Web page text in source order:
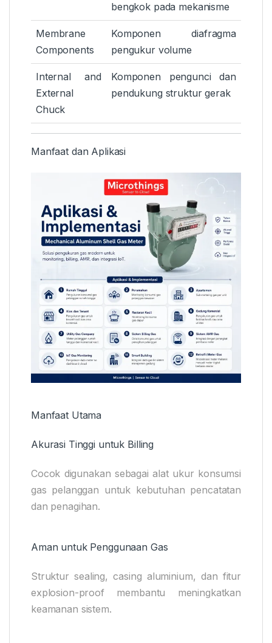
bengkok pada mekanisme
Membrane
Components
Komponen diafragma
pengukur volume
Internal and
External
Chuck
Komponen pengunci dan
pendukung struktur gerak
Manfaat dan Aplikasi
Manfaat Utama
Akurasi Tinggi untuk Billing
Cocok digunakan sebagai alat ukur konsumsi
gas pelanggan untuk kebutuhan pencatatan
dan penagihan.
Aman untuk Penggunaan Gas
Struktur sealing, casing aluminium, dan fitur
explosion-proof membantu meningkatkan
keamanan sistem.